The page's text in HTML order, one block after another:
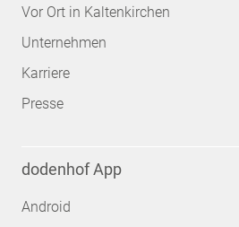
Vor Ort in Kaltenkirchen
Unternehmen
Karriere
Presse
dodenhof App
Android